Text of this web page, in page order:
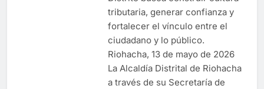
tributaria, generar confianza y
fortalecer el vínculo entre el
ciudadano y lo público.
Riohacha, 13 de mayo de 2026
La Alcaldía Distrital de Riohacha
a través de su Secretaría de